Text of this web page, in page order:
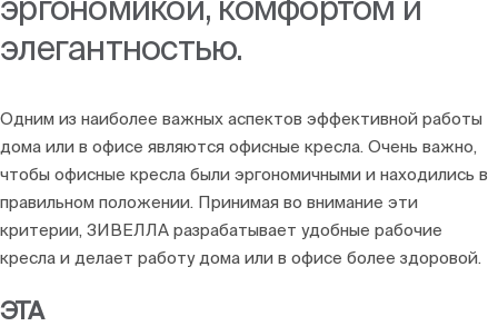
эргономикой, комфортом и
элегантностью.
Одним из наиболее важных аспектов эффективной работы
дома или в офисе являются офисные кресла. Очень важно,
чтобы офисные кресла были эргономичными и находились в
правильном положении. Принимая во внимание эти
критерии, ЗИВЕЛЛА разрабатывает удобные рабочие
кресла и делает работу дома или в офисе более здоровой.
ЭТА